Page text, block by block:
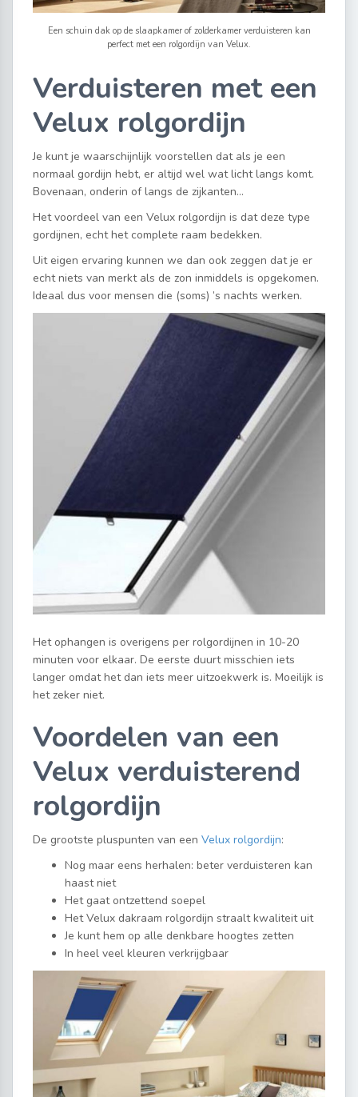
Een schuin dak op de slaapkamer of zolderkamer verduisteren kan
perfect met een rolgordijn van Velux.
Verduisteren met een
Velux rolgordijn
Je kunt je waarschijnlijk voorstellen dat als je een
normaal gordijn hebt, er altijd wel wat licht langs komt.
Bovenaan, onderin of langs de zijkanten…
Het voordeel van een Velux rolgordijn is dat deze type
gordijnen, echt het complete raam bedekken.
Uit eigen ervaring kunnen we dan ook zeggen dat je er
echt niets van merkt als de zon inmiddels is opgekomen.
Ideaal dus voor mensen die (soms) ’s nachts werken.
Het ophangen is overigens per rolgordijnen in 10-20
minuten voor elkaar. De eerste duurt misschien iets
langer omdat het dan iets meer uitzoekwerk is. Moeilijk is
het zeker niet.
Voordelen van een
Velux verduisterend
rolgordijn
De grootste pluspunten van een Velux rolgordijn:
Nog maar eens herhalen: beter verduisteren kan
haast niet
Het gaat ontzettend soepel
Het Velux dakraam rolgordijn straalt kwaliteit uit
Je kunt hem op alle denkbare hoogtes zetten
In heel veel kleuren verkrijgbaar